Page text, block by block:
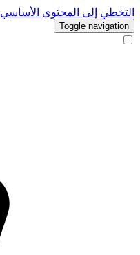
التخطي إلى المحتوى الأساسي
Toggle navigation